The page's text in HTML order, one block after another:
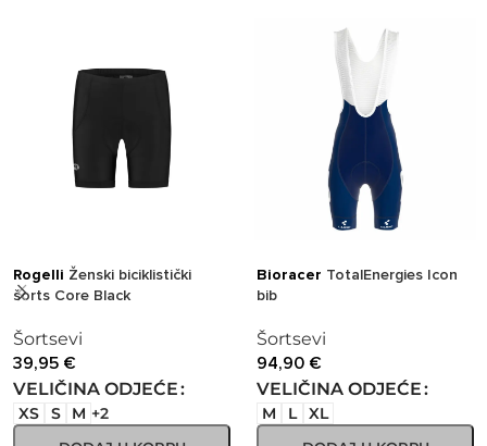
Rogelli Ženski biciklistički
šorts Core Black
Šortsevi
39,95 €
VELIČINA ODJEĆE
XS S M +2
Bioracer TotalEnergies Icon
bib
Šortsevi
94,90 €
VELIČINA ODJEĆE
M L XL